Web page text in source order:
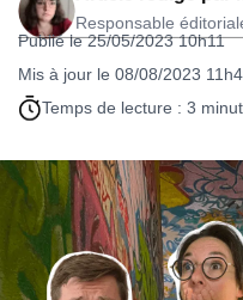
Responsable
Publié le 25/05/2023 10h11
Mis à jour le 08/08/2023
Temps de lecture : 3